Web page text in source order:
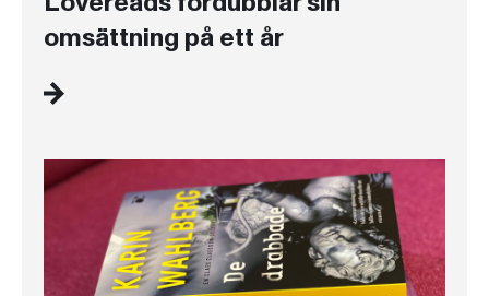
omsättning på ett år